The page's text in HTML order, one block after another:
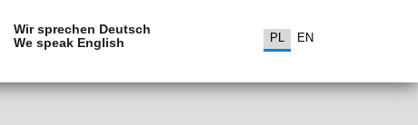
Wir sprechen Deutsch
We speak English
PL EN